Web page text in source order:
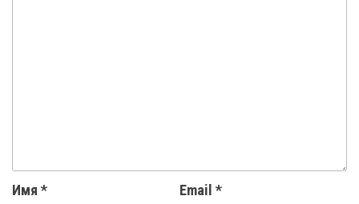
Имя * Email *